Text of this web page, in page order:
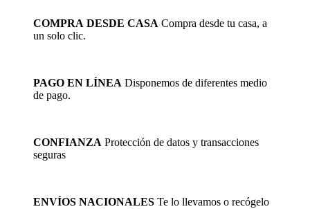
S/584.12.S/408.88.
COMPRA DESDE CASA Compra desde tu casa, a
un solo clic.
PAGO EN LÍNEA Disponemos de diferentes medio
de pago.
CONFIANZA Protección de datos y transacciones
seguras
ENVÍOS NACIONALES Te lo llevamos o recógelo